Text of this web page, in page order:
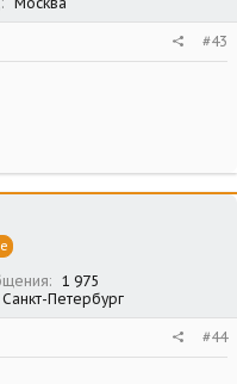
#43
1 975
Санкт-Петербург
#44